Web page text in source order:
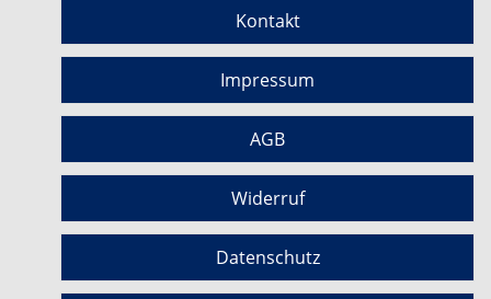
Kontakt
Impressum
AGB
Widerruf
Datenschutz